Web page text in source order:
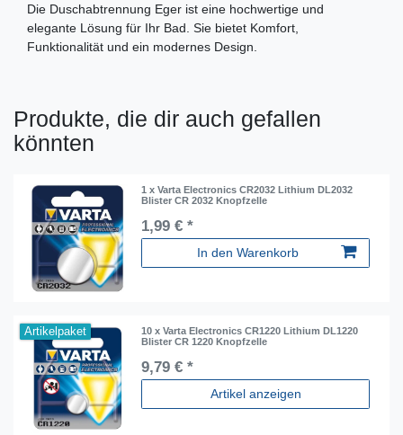
Die Duschabtrennung Eger ist eine hochwertige und
elegante Lösung für Ihr Bad. Sie bietet Komfort,
Funktionalität und ein modernes Design.
Produkte, die dir auch gefallen
könnten
1 x Varta Electronics CR2032 Lithium DL2032
Blister CR 2032 Knopfzelle
1,99 € *
In den Warenkorb
Artikelpaket
10 x Varta Electronics CR1220 Lithium DL1220
Blister CR 1220 Knopfzelle
9,79 € *
Artikel anzeigen